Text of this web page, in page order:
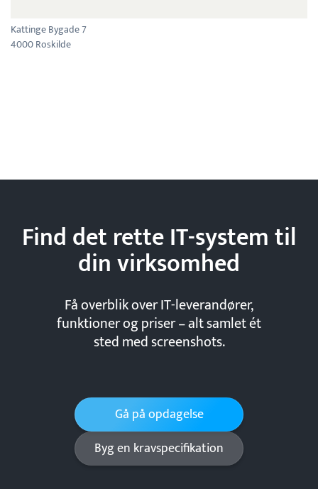
Kattinge Bygade 7
4000 Roskilde
Find det rette IT-system til
dinvirksomhed
Få overblik over IT-leverandører,
funktioner og priser – alt samlet ét
sted med screenshots.
Gå på opdagelse
Byg en kravspecifikation